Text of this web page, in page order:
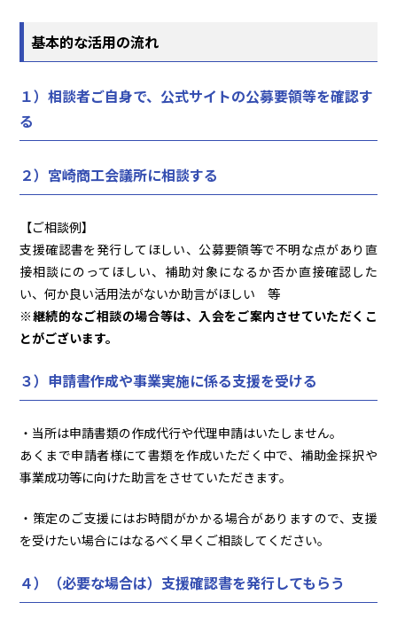
基本的な活用の流れ
１）相談者ご自身で、公式サイトの公募要領等を確認す
る
２）宮崎商工会議所に相談する
【ご相談例】
支援確認書を発行してほしい、公募要領等で不明な点があり直
接相談にのってほしい、補助対象になるか否か直接確認した
い、何か良い活用法がないか助言がほしい 等
※継続的なご相談の場合等は、入会をご案内させていただくこ
とがございます。
３）申請書作成や事業実施に係る支援を受ける
・当所は申請書類の作成代行や代理申請はいたしません。
あくまで申請者様にて書類を作成いただく中で、補助金採択や
事業成功等に向けた助言をさせていただきます。
・策定のご支援にはお時間がかかる場合がありますので、支援
を受けたい場合にはなるべく早くご相談してください。
４）（必要な場合は）支援確認書を発行してもらう